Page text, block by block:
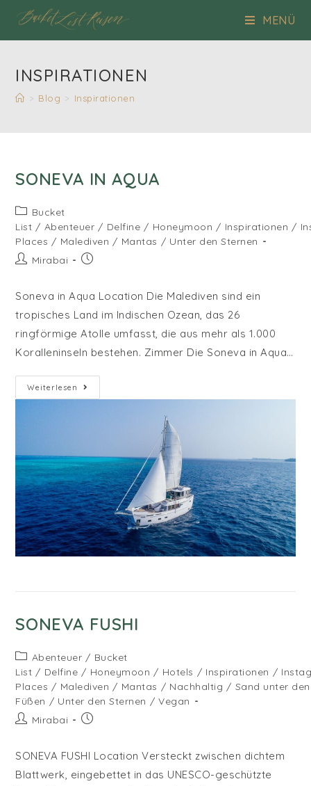
Inhalt
springen
MENÜ
INSPIRATIONEN
> Blog > Inspirationen
SONEVA IN AQUA
Beitrags-
Kategorie:
Bucket
List / Abenteuer / Delfine / Honeymoon / Inspirationen /
Places / Malediven / Mantas / Unter den Sternen
Beitrags-
Mirabai
Beitrag
Soneva in Aqua Location Die Malediven sind ein
tropisches Land im Indischen Ozean, das 26
ringförmige Atolle umfasst, die aus mehr als 1.000
Koralleninseln bestehen. Zimmer Die Soneva in Aqua…
Weiterlesen Soneva
In
SONEVA FUSHI
Beitrags-
Kategorie:
Abenteuer / Bucket
List / Delfine / Honeymoon / Hotels / Inspirationen /
Places / Malediven / Mantas / Nachhaltig / Sand unter den
Füßen / Unter den Sternen / Vegan
Beitrags-
Mirabai
Beitrag
SONEVA FUSHI Location Versteckt zwischen dichtem
Blattwerk, eingebettet in das UNESCO-geschützte